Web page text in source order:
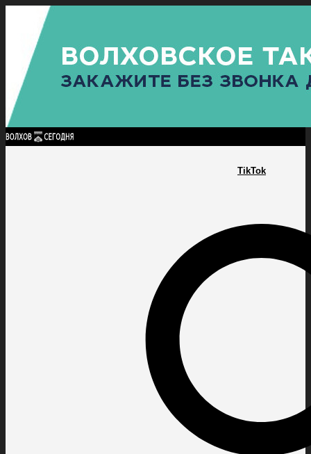
TikTok
Найти:
ГЛАВНАЯ ПОЛИТИКАПРОИСШЕСТВИЯ ПРОКУРАТУРАСПОРТ
ПОЛИТИКА
КУЛЬТУРА
ПОСЕЛЕНИЯ